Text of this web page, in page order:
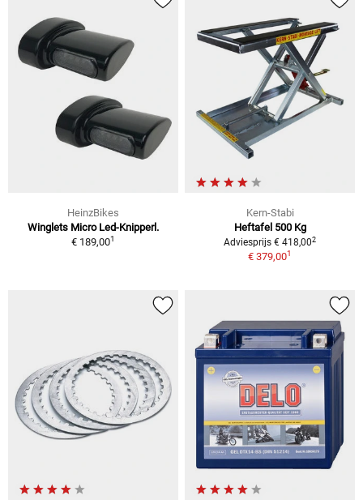
HeinzBikes
Winglets Micro Led-Knipperl.
€ 189,001
Kern-Stabi
Heftafel 500 Kg
Adviesprijs € 418,002
€ 379,001